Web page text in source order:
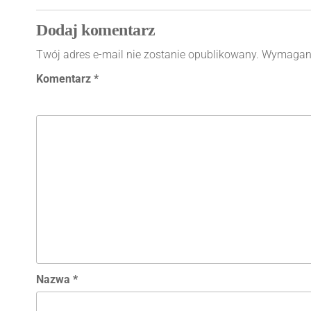
o
o
k
g
er
p
p
n
Dodaj komentarz
Twój adres e-mail nie zostanie opublikowany.
Komentarz *
Nazwa *